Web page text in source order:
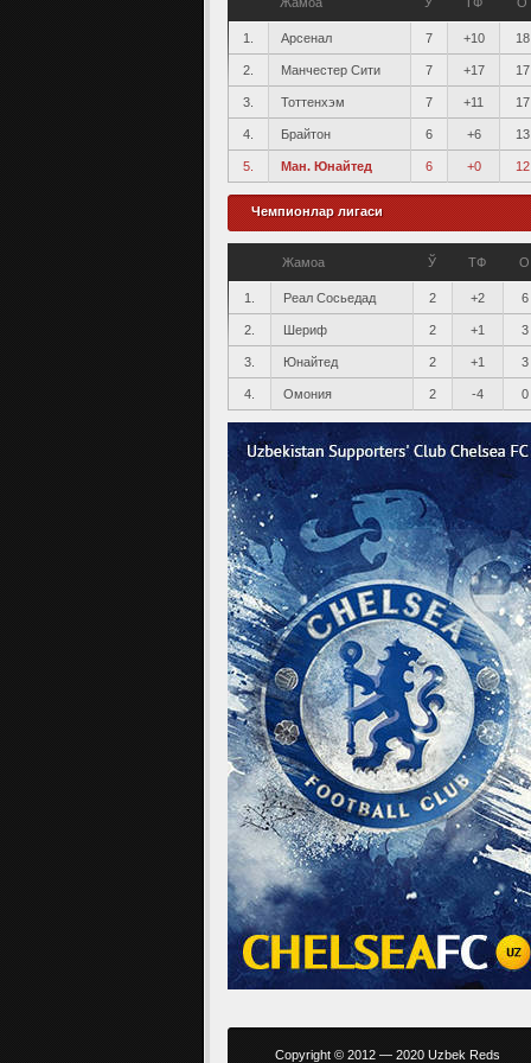
1. Арсенал 7 +10 18
2. Манчестер Сити 7 +17 17
3. Тоттенхэм 7 +11 17
4. Брайтон 6 +6 13
5. Ман. Юнайтед 6 +0 12
Чемпионлар лигаси
Жамоа Ў ТФ О
1. Реал Сосьедад 2 +2 6
2. Шериф 2 +1 3
3. Юнайтед 2 +1 3
4. Омония 2 -4 0
Copyright © 2012 — 2020 Uzbek Reds